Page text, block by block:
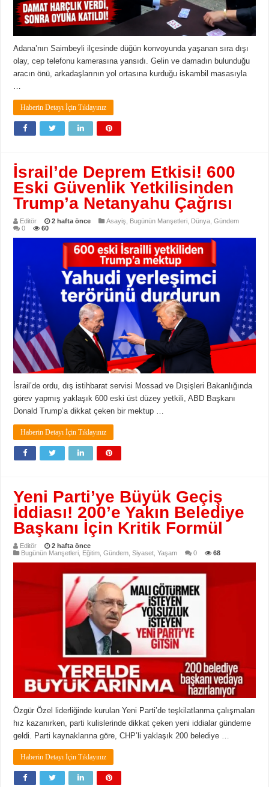
Adana’nın Saimbeyli ilçesinde düğün konvoyunda yaşanan sıra dışı
olay, cep telefonu kamerasına yansıdı. Gelin ve damadın bulunduğu
aracın önü, arkadaşlarının yol ortasına kurduğu iskambil masasıyla
…
Haberin Detayı İçin Tıklayınız
İsrail’de Deprem Etkisi! 600
Eski Güvenlik Yetkilisinden
Trump’a Netanyahu Çağrısı
Editör 2 hafta önce Asayiş Bugünün Manşetleri Dünya ,Gündem
0
60
İsrail’de ordu, dış istihbarat servisi Mossad ve Dışişleri Bakanlığında
görev yapmış yaklaşık 600 eski üst düzey yetkili, ABD Başkanı
Donald Trump’a dikkat çeken bir mektup …
Haberin Detayı İçin Tıklayınız
Yeni Parti’ye Büyük Geçiş
İddiası! 200’e Yakın Belediye
Başkanı İçin Kritik Formül
Editör
2 hafta önce
Bugünün Manşetleri
Eğitim ,Gündem ,Siyaset ,Yaşam 0 68
Özgür Özel liderliğinde kurulan Yeni Parti’de teşkilatlanma çalışmaları
hız kazanırken, parti kulislerinde dikkat çeken yeni iddialar gündeme
geldi. Parti kaynaklarına göre, CHP’li yaklaşık 200 belediye …
Haberin Detayı İçin Tıklayınız